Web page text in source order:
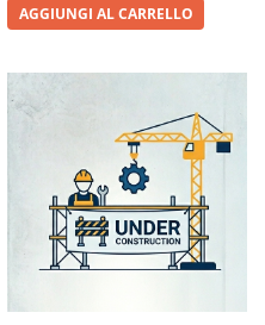
AGGIUNGI AL CARRELLO